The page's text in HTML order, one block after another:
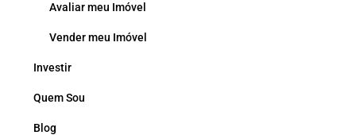
Avaliar meu Imóvel
Vender meu Imóvel
Investir
Quem Sou
Blog